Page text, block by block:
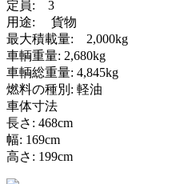
定員: 3
用途: 貨物
最大積載量: 2,000kg
車輌重量: 2,680kg
車輌総重量: 4,845kg
燃料の種別: 軽油
車体寸法
長さ: 468cm
幅: 169cm
高さ: 199cm